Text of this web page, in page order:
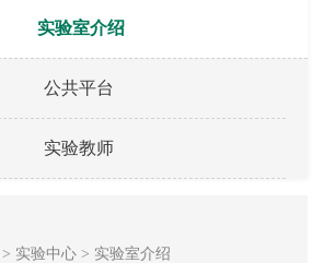
实验室介绍
公共平台
实验教师
> 实验中心 > 实验室介绍